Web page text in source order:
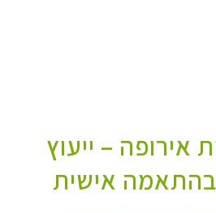
אירופה – ייעוץ
בהתאמה אישית